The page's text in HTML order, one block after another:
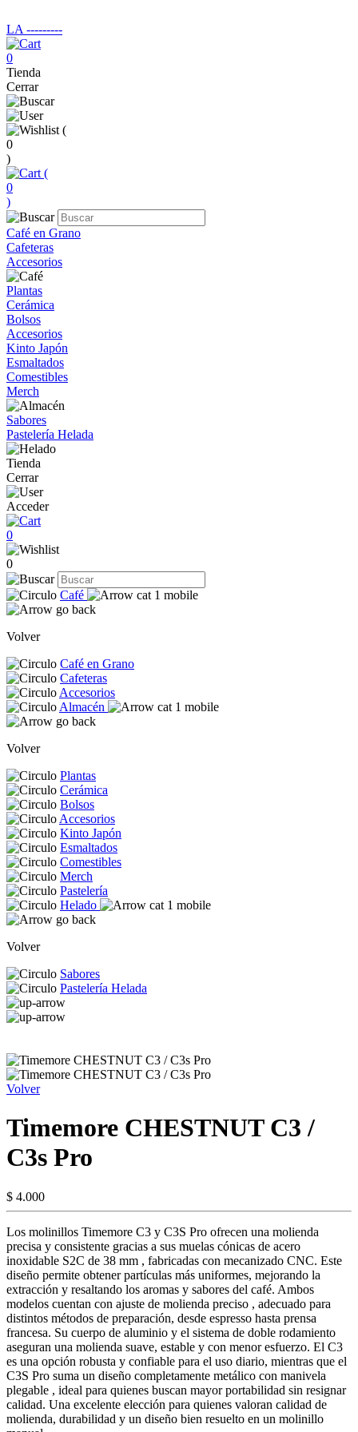
LA ‑‑‑‑‑‑‑‑‑
0
Tienda
Cerrar
(
0
)
(
0
)
Café en Grano
Cafeteras
Accesorios
Plantas
Cerámica
Bolsos
Accesorios
Kinto Japón
Esmaltados
Comestibles
Merch
Sabores
Pastelería Helada
Tienda
Cerrar
Acceder
0
0
Café
Volver
Café en Grano
Cafeteras
Accesorios
Almacén
Volver
Plantas
Cerámica
Bolsos
Accesorios
Kinto Japón
Esmaltados
Comestibles
Merch
Pastelería
Helado
Volver
Sabores
Pastelería Helada
Volver
Timemore CHESTNUT C3 /
C3s Pro
$ 4.000
Los molinillos Timemore C3 y C3S Pro ofrecen una molienda
precisa y consistente gracias a sus muelas cónicas de acero
inoxidable S2C de 38 mm , fabricadas con mecanizado CNC. Este
diseño permite obtener partículas más uniformes, mejorando la
extracción y resaltando los aromas y sabores del café. Ambos
modelos cuentan con ajuste de molienda preciso , adecuado para
distintos métodos de preparación, desde espresso hasta prensa
francesa. Su cuerpo de aluminio y el sistema de doble rodamiento
aseguran una molienda suave, estable y con menor esfuerzo. El C3
es una opción robusta y confiable para el uso diario, mientras que el
C3S Pro suma un diseño completamente metálico con manivela
plegable , ideal para quienes buscan mayor portabilidad sin resignar
calidad. Una excelente elección para quienes valoran calidad de
molienda, durabilidad y un diseño bien resuelto en un molinillo